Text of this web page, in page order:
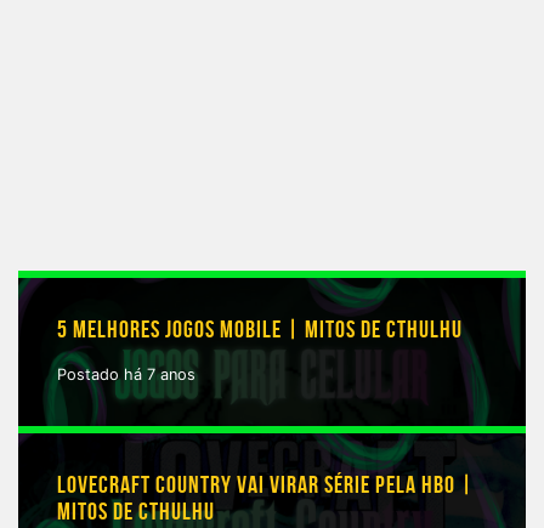
5 MELHORES JOGOS MOBILE | MITOS DE CTHULHU
Postado há 7 anos
LOVECRAFT COUNTRY VAI VIRAR SÉRIE PELA HBO |
MITOS DE CTHULHU